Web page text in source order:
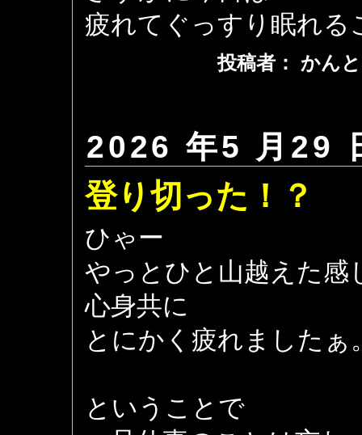
疲れてぐっすり眠れる
投稿者： かん
2026 年5 月29
登り切った！？
ひゃー
やっとひと山越えた感
心身共に
とにかく疲れましたぁ
ということで